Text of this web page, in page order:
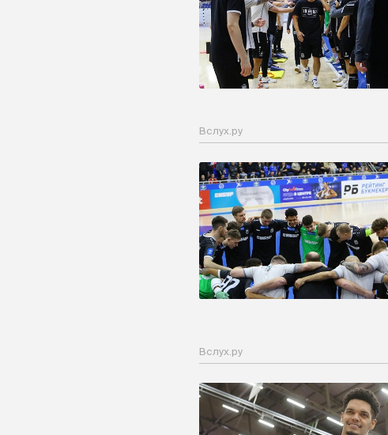
Вслух.ру
Вслух.ру